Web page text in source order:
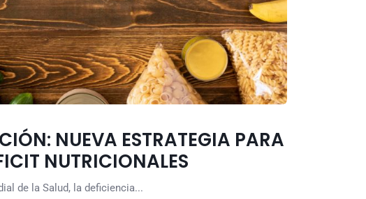
NUEVA ESTRATEGIA PARA
NUTRICIONALES
de la Salud, la deficiencia...